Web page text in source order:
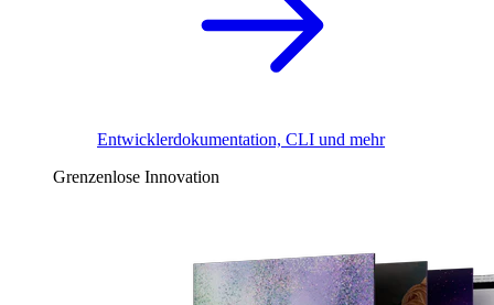
Entwicklerdokumentation, CLI und mehr
Grenzenlose Innovation